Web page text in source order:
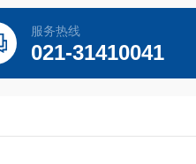
服务热线
021-31410041